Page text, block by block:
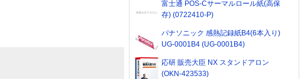
富士通 POS-Cサーマルロール紙(高保
存) (0722410-P)
パナソニック 感熱記録紙B4(6本入り)
UG-0001B4 (UG-0001B4)
応研 販売大臣 NX スタンドアロン
(OKN-423533)